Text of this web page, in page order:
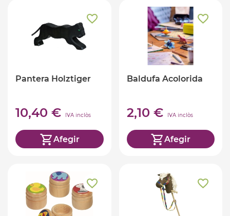
Pantera Holztiger
10,40 € IVA inclòs
Afegir
Baldufa Acolorida
2,10 € IVA inclòs
Afegir